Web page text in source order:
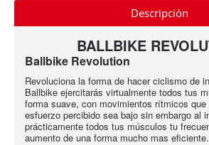
Descripción
BALLBIKE
Ballbike Revolution
Revoluciona la forma de hacer ciclismo de
Ballbike ejercitarás virtualmente todos tus
forma suave, con movimientos rítmicos que
esfuerzo percibido sea bajo sin embargo al
prácticamente todos tus músculos tu
aumento de una forma mucho mas eficiente.